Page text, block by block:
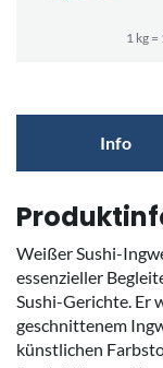
1 kg
Info
Weißer Sushi-
essenzieller
Sushi-Gerichte. Er
geschnittenem
künstlichen